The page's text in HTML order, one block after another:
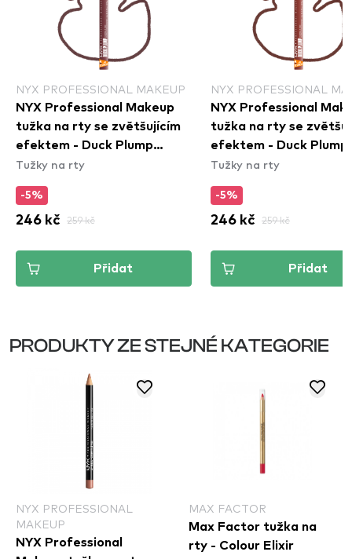
NYX PROFESSIONAL MAKEUP
NYX Professional Makeup
tužka na rty se zvětšujícím
efektem - Duck Plump
Plumping Lip Liner - 04 Fill
Tužky na rty
-5%
246 kč 259 kč
Přidat
NYX PROFESSIONAL
NYX Professional
tužka na rty se
efektem - Duck Plump
Plumping Lip Liner - 07
Tužky na rty
-5%
246 kč 259 kč
Přidat
PRODUKTY ZE STEJNÉ KATEGORIE
NYX PROFESSIONAL
MAKEUP
NYX Professional
MAX FACTOR
Max Factor tužka na
rty - Colour Elixir